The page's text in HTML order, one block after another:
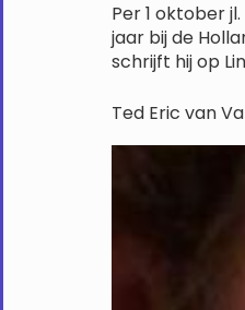
Per 1 oktober
jaar bij de
schrijft hij op
Ted Eric van